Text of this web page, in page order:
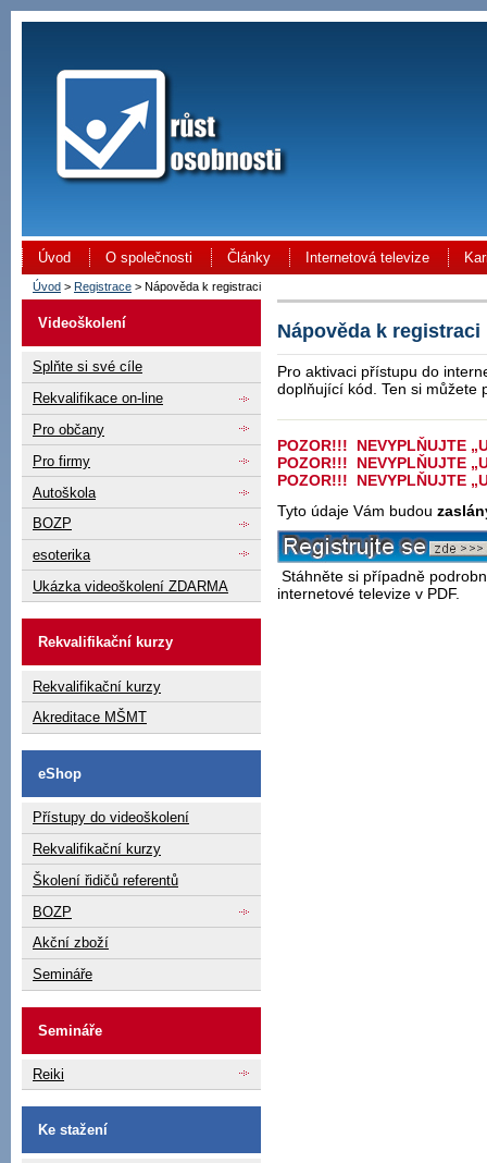
Úvod O společnosti Články Internetová televize
Úvod > Registrace > Nápověda k registraci
Videoškolení
Splňte si své cíle
Rekvalifikace on-line
Pro občany
Pro firmy
Autoškola
BOZP
esoterika
Ukázka videoškolení ZDARMA
Rekvalifikační kurzy
Rekvalifikační kurzy
Akreditace MŠMT
eShop
Přístupy do videoškolení
Rekvalifikační kurzy
Školení řidičů referentů
BOZP
Akční zboží
Semináře
Semináře
Reiki
Ke stažení
Nápověda k registraci
Pro aktivaci přístupu do
doplňující kód. Ten si můžete
POZOR!!! NEVYPLŇUJTE
POZOR!!!
NEVYPLŇUJTE
POZOR!!!
NEVYPLŇUJTE
Tyto údaje Vám budou
Stáhněte si případně
internetové televize v PDF.